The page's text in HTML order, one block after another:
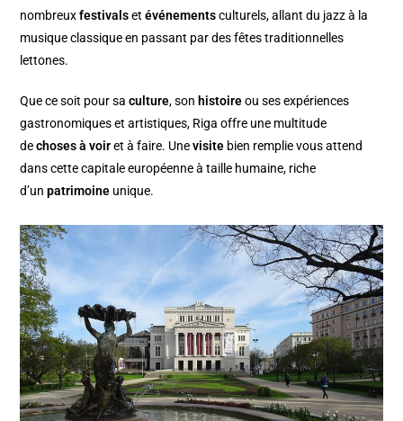
nombreuxfestivalsetévénementsculturels, allant du jazz à la
musique classique en passant par des fêtes traditionnelles
lettones.
Que ce soit pour saculture, son histoireou ses expériences
gastronomiques et artistiques, Riga offre une multitude
dechoses à voiret à faire. Unevisite bien remplie vous attend
dans cette capitale européenne à taille humaine, riche
d’unpatrimoine unique.